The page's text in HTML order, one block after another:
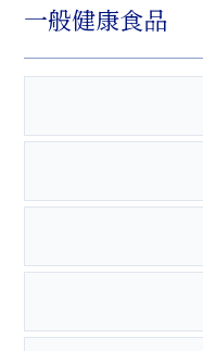
一般健康食品